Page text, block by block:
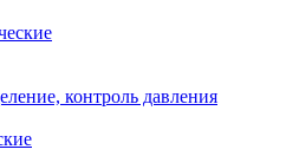
контроль давления